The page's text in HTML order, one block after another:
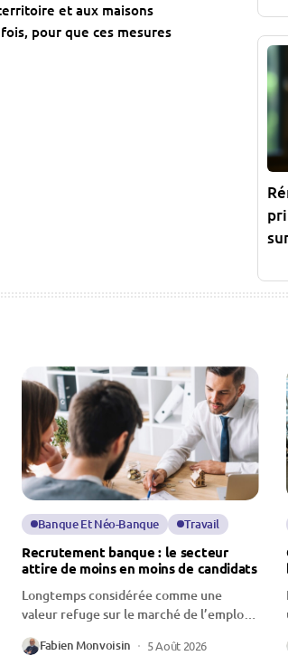
et aux maisons
pour que ces mesures
Banque Et Néo-Banque Travail
Recrutement banque : le secteur
attire de moins en moins de candidats
Longtemps considérée comme une
valeur refuge sur le marché de l’emploi,
la...
Fabien Monvoisin 5 Août 2026